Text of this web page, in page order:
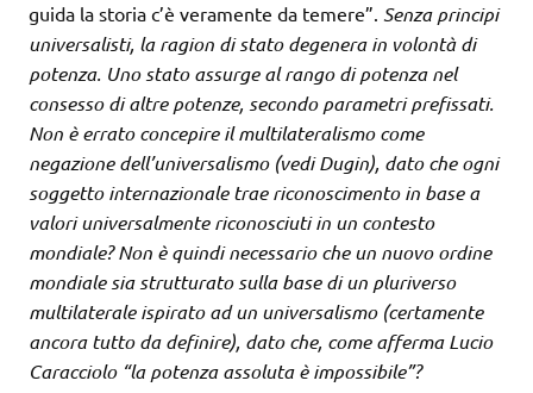
guida la storia c’è veramente da temere”. Senza principi
universalisti, la ragion di stato degenera in volontà di
potenza. Uno stato assurge al rango di potenza nel
consesso di altre potenze, secondo parametri prefissati.
Non è errato concepire il multilateralismo come
negazione dell’universalismo (vedi Dugin), dato che ogni
soggetto internazionale trae riconoscimento in base a
valori universalmente riconosciuti in un contesto
mondiale? Non è quindi necessario che un nuovo ordine
mondiale sia strutturato sulla base di un pluriverso
multilaterale ispirato ad un universalismo (certamente
ancora tutto da definire), dato che, come afferma Lucio
Caracciolo “la potenza assoluta è impossibile”?